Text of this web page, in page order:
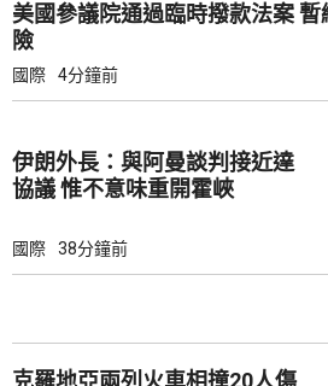
美國參議院通過臨時撥款法案 暫緩聯邦政府停擺風
險
國際 4分鐘前
伊朗外長：與阿曼談判接近達
協議 惟不意味重開霍峽
國際 38分鐘前